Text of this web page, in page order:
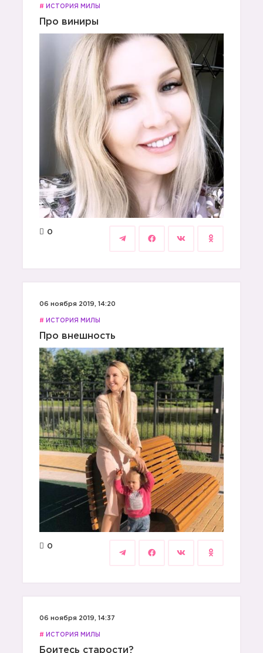
# ИСТОРИЯ МИЛЫ
Про виниры
0
06 ноября 2019, 14:20
# ИСТОРИЯ МИЛЫ
Про внешность
0
06 ноября 2019, 14:37
# ИСТОРИЯ МИЛЫ
Боитесь старости?